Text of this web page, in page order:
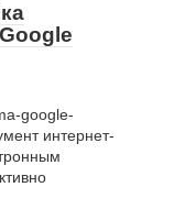
google-
интернет-